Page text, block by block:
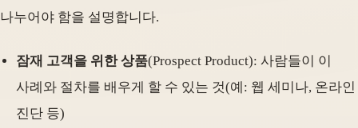
나누어야 함을 설명합니다.
잠재 고객을 위한 상품(Prospect Product): 사람들이 이
사례와 절차를 배우게 할 수 있는 것(예: 웹 세미나, 온라인
진단 등)